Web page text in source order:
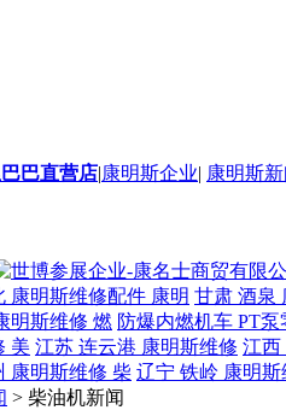
巴直营店|康明斯企业| 康明斯
康明斯维修配件 康明 甘肃 酒泉
明斯维修 燃 防爆内燃机车 PT泵
美 江苏 连云港 康明斯维修 江西
康明斯维修 柴 辽宁 铁岭 康明斯
> 柴油机新闻